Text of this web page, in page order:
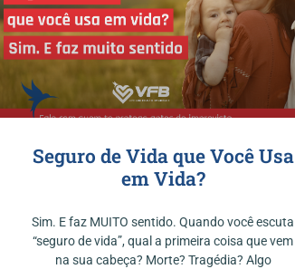
Seguro de Vida que Você Usa
em Vida?
Sim. E faz MUITO sentido. Quando você escuta
“seguro de vida”, qual a primeira coisa que vem
na sua cabeça? Morte? Tragédia? Algo